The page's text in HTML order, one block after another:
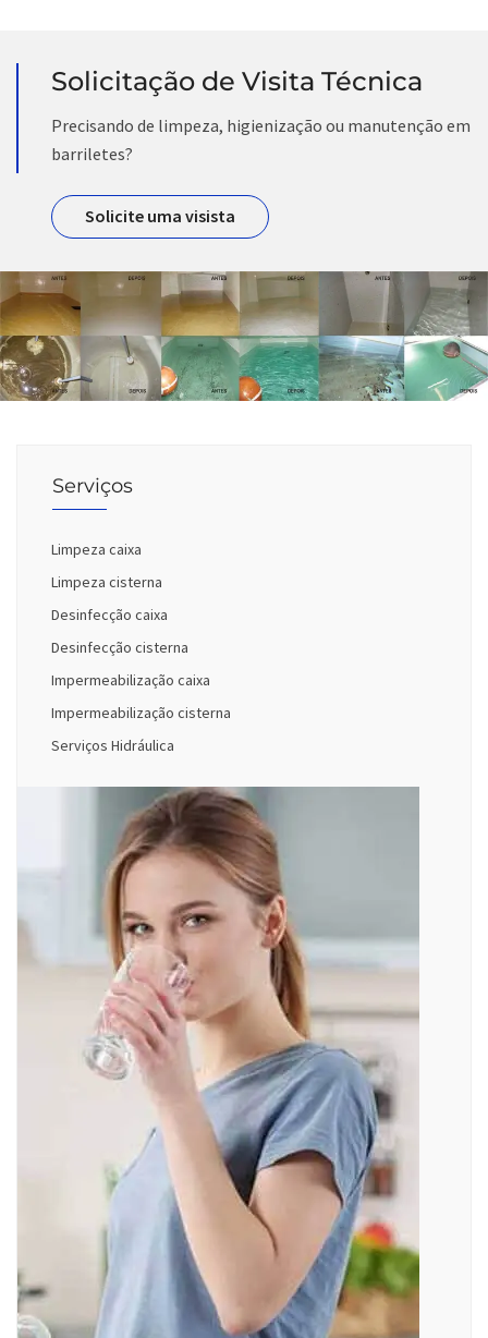
Solicitação de Visita Técnica
Precisando de limpeza, higienização ou manutenção em
barriletes?
Solicite uma visista
Serviços
Limpeza caixa
Limpeza cisterna
Desinfecção caixa
Desinfecção cisterna
Impermeabilização caixa
Impermeabilização cisterna
Serviços Hidráulica